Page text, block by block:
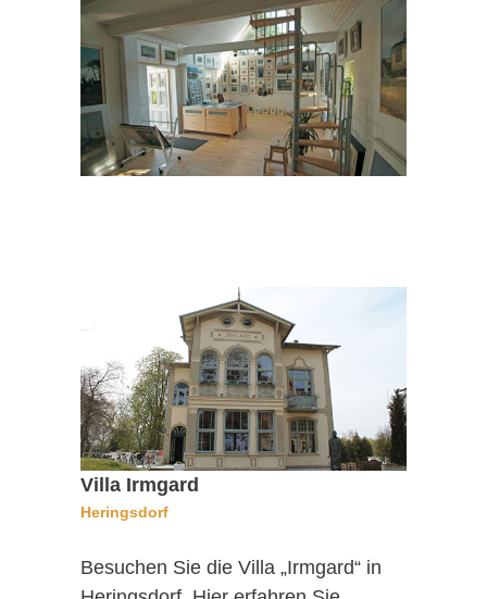
Villa Irmgard
Heringsdorf
Besuchen Sie die Villa „Irmgard“ in